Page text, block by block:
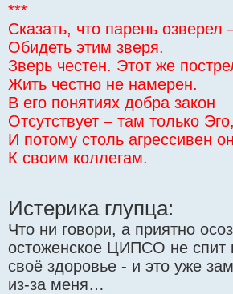
***
Сказать, что парень озверел
Обидеть этим зверя.
Зверь честен. Этот же
Жить честно не намерен.
В его понятиях добра закон
Отсутствует – там только Эго,
И потому столь агрессивен он
К своим коллегам.
Истерика глупца:
Что ни говори, а приятно
остоженское ЦИПСО не спит
своё здоровье - и это уже
из-за меня…